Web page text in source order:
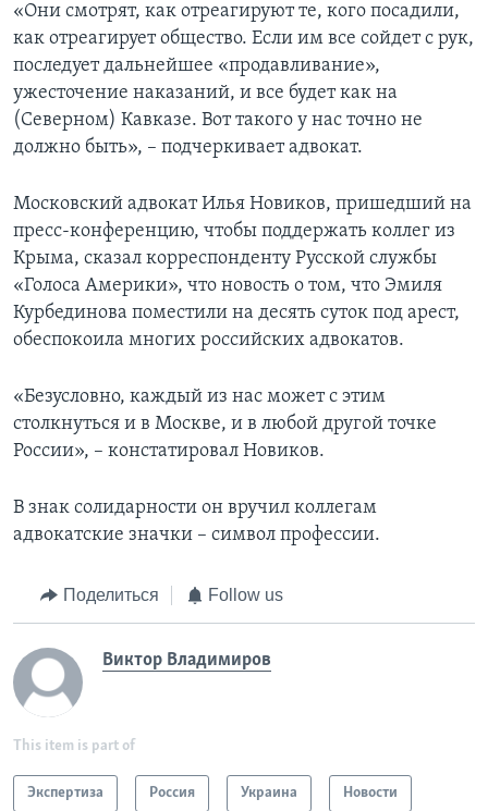
«Они смотрят, как отреагируют те, кого посадили,
как отреагирует общество. Если им все сойдет с рук,
последует дальнейшее «продавливание»,
ужесточение наказаний, и все будет как на
(Северном) Кавказе. Вот такого у нас точно не
должно быть», – подчеркивает адвокат.
Московский адвокат Илья Новиков, пришедший на
пресс-конференцию, чтобы поддержать коллег из
Крыма, сказал корреспонденту Русской службы
«Голоса Америки», что новость о том, что Эмиля
Курбединова поместили на десять суток под арест,
обеспокоила многих российских адвокатов.
«Безусловно, каждый из нас может с этим
столкнуться и в Москве, и в любой другой точке
России», – констатировал Новиков.
В знак солидарности он вручил коллегам
адвокатские значки – символ профессии.
Поделиться Follow us
Виктор Владимиров
This item is part of
Экспертиза Россия Украина Новости